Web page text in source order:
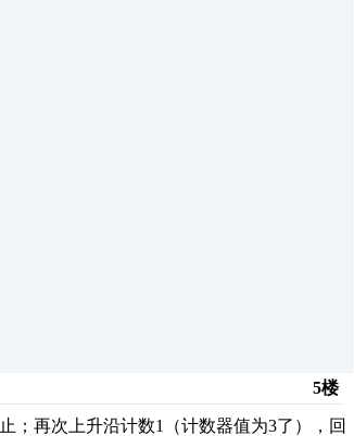
5楼
；再次上升沿计数1（计数器值为3了），回